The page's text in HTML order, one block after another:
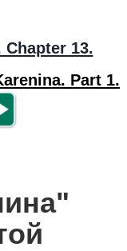
Chapter 13.
Part 1.